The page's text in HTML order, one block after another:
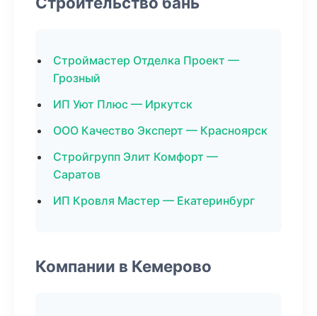
Строймастер Отделка Проект —
Грозный
ИП Уют Плюс — Иркутск
ООО Качество Эксперт — Красноярск
Стройгрупп Элит Комфорт —
Саратов
ИП Кровля Мастер — Екатеринбург
Компании в Кемерово